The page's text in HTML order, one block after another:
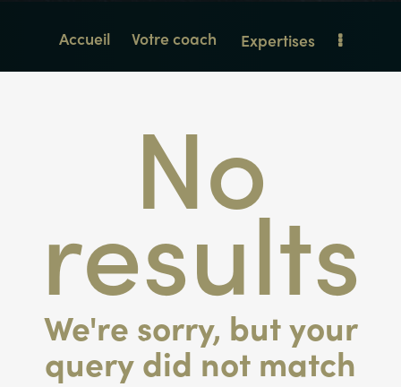
Accueil Votre coach Expertises
No
results
We're sorry, but your
query did not match